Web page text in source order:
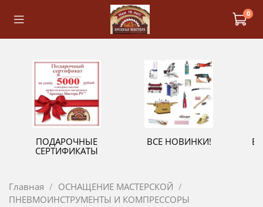
0
ПОДАРОЧНЫЕ
СЕРТИФИКАТЫ
ВСЕ НОВИНКИ!
Главная
ОСНАЩЕНИЕ МАСТЕРСКОЙ
ПНЕВМОИНСТРУМЕНТЫ И КОМПРЕССОРЫ